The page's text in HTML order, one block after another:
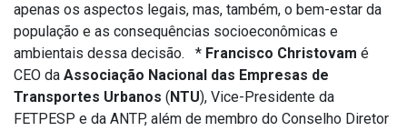
apenas os aspectos legais, mas, também, o bem-estar da
população e as consequências socioeconômicas e
ambientais dessa decisão. * Francisco Christovam é
CEO da Associação Nacional das Empresas de
Transportes Urbanos (NTU), Vice-Presidente da
FETPESP e da ANTP, além de membro do Conselho Diretor